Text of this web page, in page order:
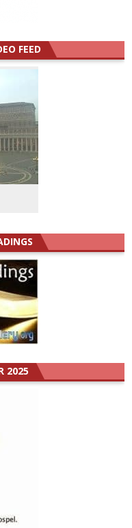
FEED
2025